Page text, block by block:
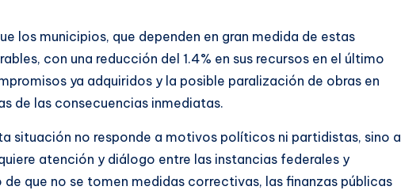
los municipios, que dependen en gran medida de estas
con una reducción del 1.4% en sus recursos en el último
ya adquiridos y la posible paralización de obras en
de las consecuencias inmediatas.
situación no responde a motivos políticos ni partidistas, sino a
atención y diálogo entre las instancias federales y
que no se tomen medidas correctivas, las finanzas públicas